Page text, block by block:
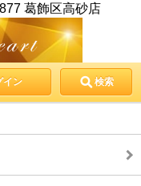
葛飾区高砂店
イン 検索